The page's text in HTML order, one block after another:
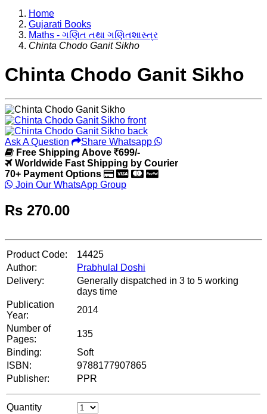
Home
Gujarati Books
Maths - ગણિત તથા ગણિતશાસ્ત્ર
Chinta Chodo Ganit Sikho
Chinta Chodo Ganit Sikho
Ask A Question
Share Whatsapp
Free Shipping Above
699/-
Worldwide Fast Shipping by Courier
70+ Payment Options
Join Our WhatsApp Group
Rs 270.00
Product Code:
14425
Author:
Prabhulal Doshi
Delivery:
Generally dispatched in 3 to 5 working
days time
Publication
Year:
2014
Number of
Pages:
135
Binding:
Soft
ISBN:
9788177907865
Publisher:
PPR
Quantity